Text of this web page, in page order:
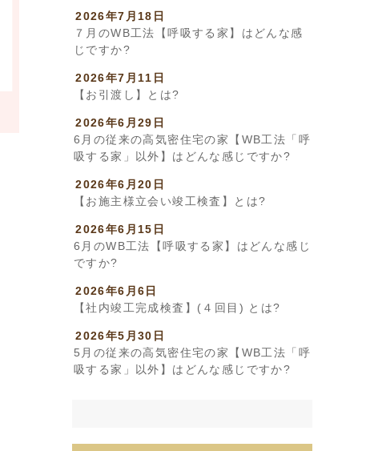
2026年7月18日
７月のWB工法【呼吸する家】はどんな感
じですか?
2026年7月11日
【お引渡し】とは?
2026年6月29日
6月の従来の高気密住宅の家【WB工法「呼
吸する家」以外】はどんな感じですか?
2026年6月20日
【お施主様立会い竣工検査】とは?
2026年6月15日
6月のWB工法【呼吸する家】はどんな感じ
ですか?
2026年6月6日
【社内竣工完成検査】(４回目) とは?
2026年5月30日
5月の従来の高気密住宅の家【WB工法「呼
吸する家」以外】はどんな感じですか?